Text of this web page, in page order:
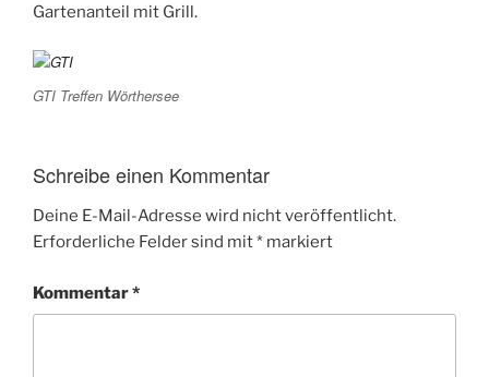
Gartenanteil mit Grill.
GTI Treffen Wörthersee
Schreibe einen Kommentar
Deine E-Mail-Adresse wird nicht veröffentlicht.
Erforderliche Felder sind mit* markiert
Kommentar*